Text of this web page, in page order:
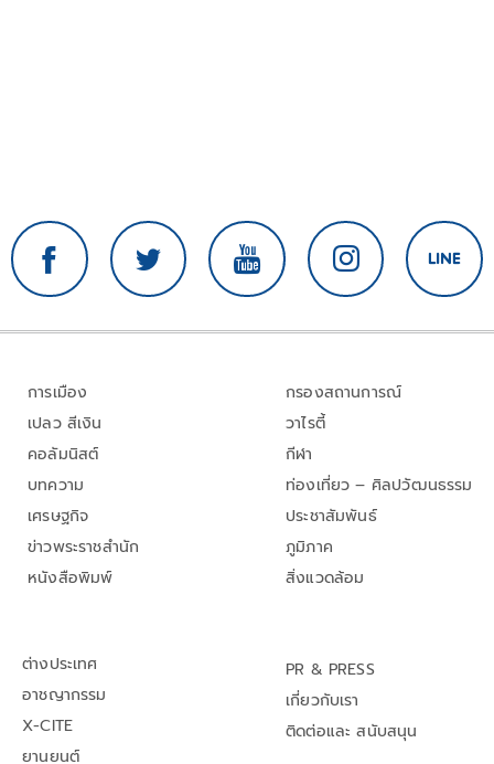
การเมือง
เปลว สีเงิน
คอลัมนิสต์
บทความ
เศรษฐกิจ
ข่าวพระราชสำนัก
หนังสือพิมพ์
กรองสถานการณ์
วาไรตี้
กีฬา
ท่องเที่ยว – ศิลปวัฒนธรรม
ประชาสัมพันธ์
ภูมิภาค
สิ่งแวดล้อม
ต่างประเทศ
อาชญากรรม
X-CITE
ยานยนต์
PR & PRESS
เกี่ยวกับเรา
ติดต่อและ สนับสนุน